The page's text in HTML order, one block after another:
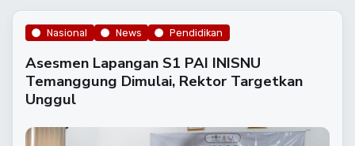
Nasional News Pendidikan
Asesmen Lapangan S1 PAI INISNU
Temanggung Dimulai, Rektor Targetkan
Unggul